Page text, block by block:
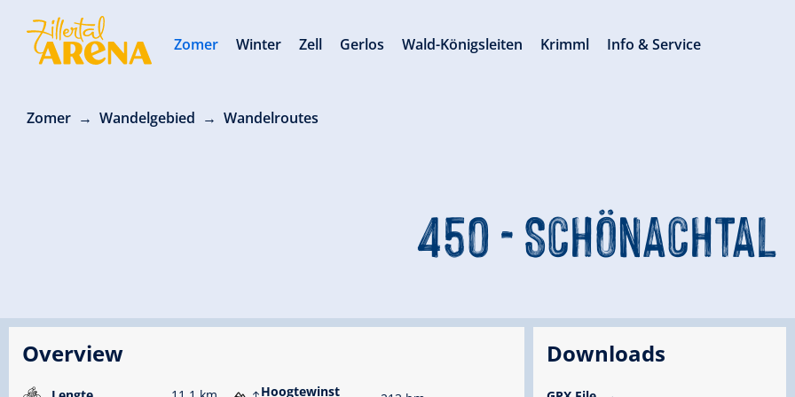
Zomer Wandelgebied Wandelroutes
450 - SCHÖNACHTAL
Overview
Hoogtewinst
Downloads
Zomer Winter Zell Gerlos Wald-Königsleiten Krimml Info & Service